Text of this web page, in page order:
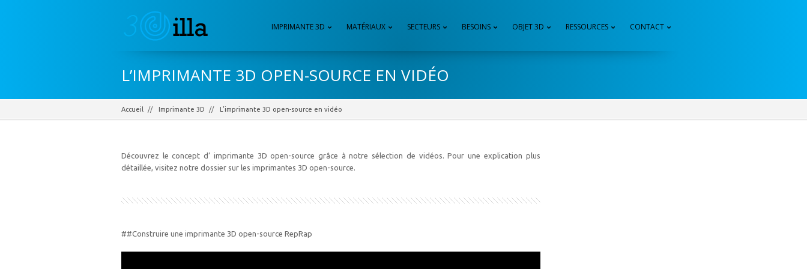
IMPRIMANTE 3D MATÉRIAUX SECTEURS BESOINS OBJET 3D RESSOURCES CONTACT
L’IMPRIMANTE 3D OPEN-SOURCE EN VIDÉO
Accueil Imprimante 3D L’imprimante 3D open-source en vidéo
Découvrez le concept d’ imprimante 3D open-source grâce à notre sélection de vidéos. Pour une explication plus
détaillée, visitez notre dossier sur les imprimantes 3D open-source.
##Construire une imprimante 3D open-source RepRap